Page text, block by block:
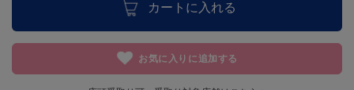
カートに入れる
お気に入りに追加する